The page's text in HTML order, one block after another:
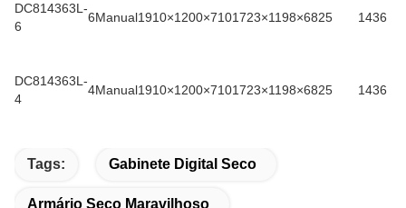
DC814363L-
6
6Manual1910×1200×7101723×1198×6825 1436
DC814363L-
4
4Manual1910×1200×7101723×1198×6825 1436
Tags: Gabinete Digital Seco
Armário Seco Maravilhoso